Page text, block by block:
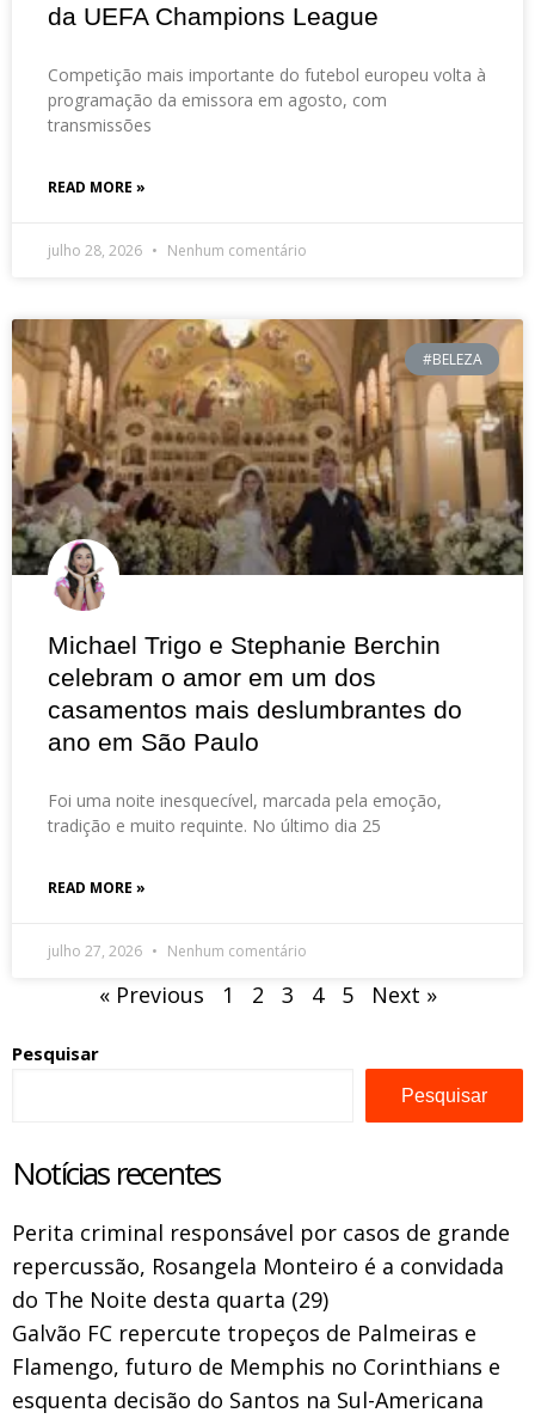
da UEFA Champions League
Competição mais importante do futebol europeu volta à
programação da emissora em agosto, com
transmissões
READ MORE »
julho 28, 2026 Nenhum comentário
#BELEZA
Michael Trigo e Stephanie Berchin
celebram o amor em um dos
casamentos mais deslumbrantes do
ano em São Paulo
Foi uma noite inesquecível, marcada pela emoção,
tradição e muito requinte. No último dia 25
READ MORE »
julho 27, 2026 Nenhum comentário
« Previous 1 2 3 4 5 Next »
Pesquisar
Pesquisar
Notícias recentes
Perita criminal responsável por casos de grande
repercussão, Rosangela Monteiro é a convidada
do The Noite desta quarta (29)
Galvão FC repercute tropeços de Palmeiras e
Flamengo, futuro de Memphis no Corinthians e
esquenta decisão do Santos na Sul-Americana